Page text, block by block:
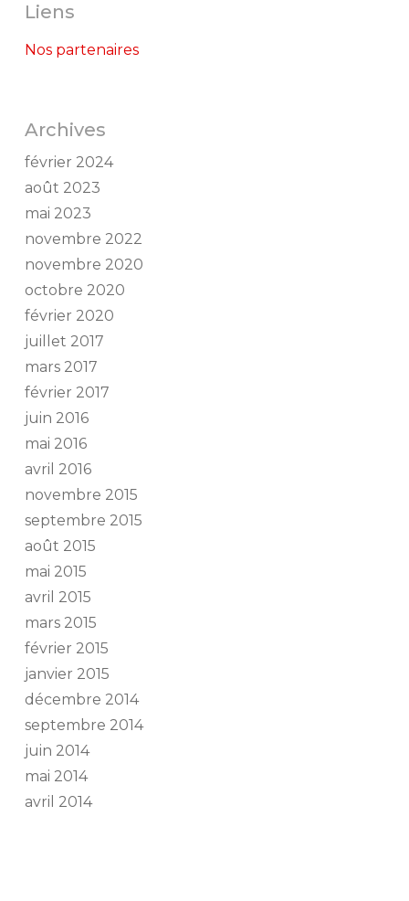
Liens
Nos partenaires
Archives
février 2024
août 2023
mai 2023
novembre 2022
novembre 2020
octobre 2020
février 2020
juillet 2017
mars 2017
février 2017
juin 2016
mai 2016
avril 2016
novembre 2015
septembre 2015
août 2015
mai 2015
avril 2015
mars 2015
février 2015
janvier 2015
décembre 2014
septembre 2014
juin 2014
mai 2014
avril 2014